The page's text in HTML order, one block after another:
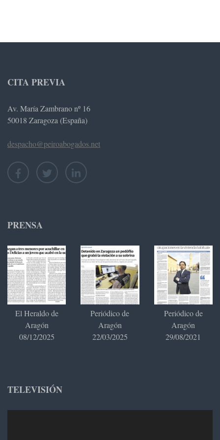
CITA PREVIA
Av. María Zambrano nº 16
50018 Zaragoza (España)
despacho@peiroabogados.net
PRENSA
El Heraldo de
Aragón
08/12/2025
Periódico de
Aragón
22/03/2025
Periódico de
Aragón
29/08/2021
TELEVISIÓN